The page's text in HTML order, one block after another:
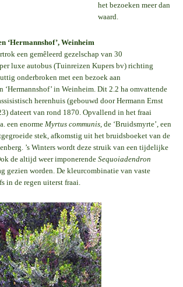
het bezoeken meer dan
waard.
‘Hermannshof’, Weinheim
een gemêleerd gezelschap van 30
luxe autobus (Tuinreizen Kupers bv) richting
onderbroken met een bezoek aan
‘Hermannshof’ in Weinheim. Dit 2.2 ha omvattende
herenhuis (gebouwd door Hermann Ernst
dateert van rond 1870. Opvallend in het fraai
een enorme Myrtus communis, de ‘Bruidsmyrte’, een
stek, afkomstig uit het bruidsboeket van de
’s Winters wordt deze struik van een tijdelijke
de altijd weer imponerende Sequoiadendron
gezien worden. De kleurcombinatie van vaste
in de regen uiterst fraai.